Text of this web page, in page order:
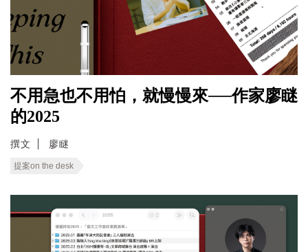
不用急也不用怕，就慢慢來──作家廖瞇
的2025
撰文 廖瞇
提案on the desk